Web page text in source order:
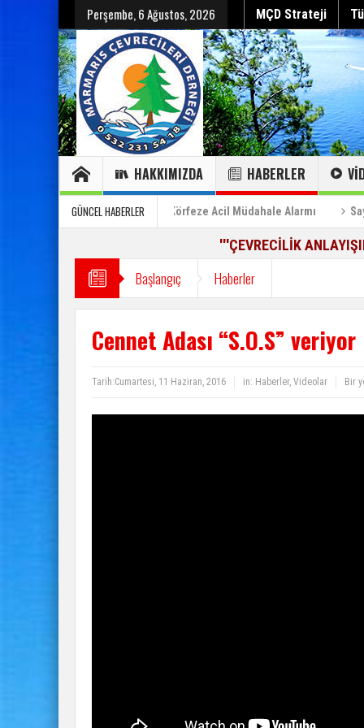
Perşembe, 6 Ağustos, 2026 MÇD Strateji
HAKKIMIZDA HABERLER
GÜNCEL HABERLER
Can Çekişen Körfeze Acil Müdahale Alarmı Sayın
'''ÇEVRECİLİK
Başlangıç Haberler
Cennet Adası “S.O.S” veriyor
Tarih:Cumartesi, 11 Haziran, 2016 in: Haberler, Videolar Bir